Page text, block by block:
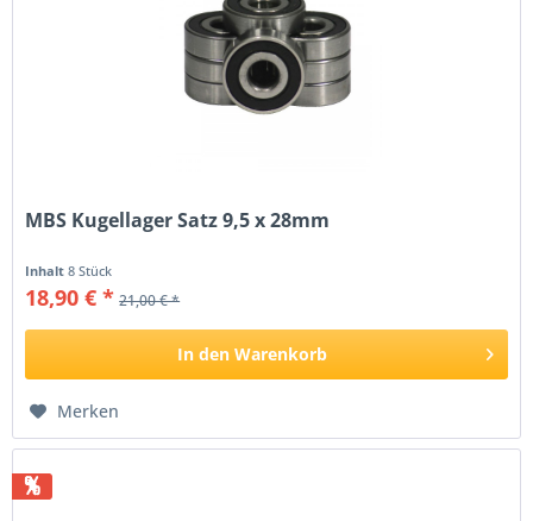
MBS Kugellager Satz 9,5 x 28mm
Inhalt8 Stück
18,90 € * 21,00 € *
In den Warenkorb
Merken
%